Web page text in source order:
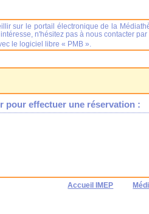
pour effectuer une réservation :
Accueil IMEP
sur le portail électronique de la
n'hésitez pas à nous contacter
le logiciel libre « PMB ».